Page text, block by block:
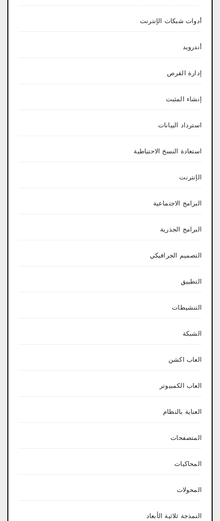
أدوات شبكات الإنترنت
أندرويد
إدارة القرص
إنشاء المثبت
استرداد البيانات
استعادة النسخ الاحتياطية
الإنترنت
البرامج الاجتماعية
البرامج الجذرية
التصميم الجرافيكي
التطبيق
التنشيطات
الشبكة
العاب اكشن
العاب الكمبيوتر
العناية بالنظام
المتصفحات
المحاكيات
المحولات
النمذجة ثلاثية الأبعاد